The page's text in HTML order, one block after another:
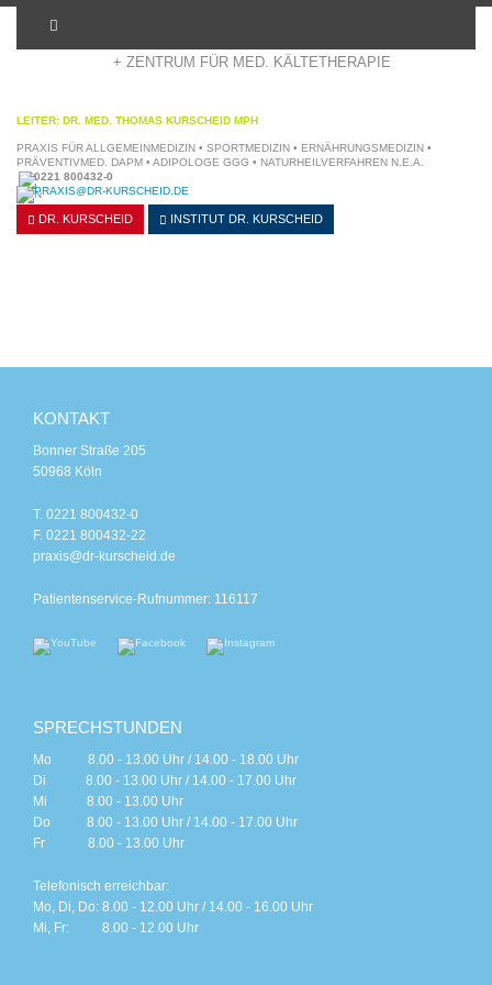
+ ZENTRUM FÜR MED. KÄLTETHERAPIE
LEITER: DR. MED. THOMAS KURSCHEID MPH
PRAXIS FÜR ALLGEMEINMEDIZIN • SPORTMEDIZIN • ERNÄHRUNGSMEDIZIN •
PRÄVENTIVMED. DAPM • ADIPOLOGE GGG • NATURHEILVERFAHREN N.E.A.
0221 800432-0
PRAXIS@DR-KURSCHEID.DE
DR. KURSCHEID INSTITUT DR. KURSCHEID
KONTAKT
Bonner Straße 205
50968 Köln
T. 0221 800432-0
F. 0221 800432-22
praxis@dr-kurscheid.de
Patientenservice-Rufnummer: 116117
SPRECHSTUNDEN
Mo 8.00 - 13.00 Uhr / 14.00 - 18.00 Uhr
Di 8.00 - 13.00 Uhr / 14.00 - 17.00 Uhr
Mi 8.00 - 13.00 Uhr
Do 8.00 - 13.00 Uhr / 14.00 - 17.00 Uhr
Fr 8.00 - 13.00 Uhr
Telefonisch erreichbar:
Mo, Di, Do: 8.00 - 12.00 Uhr / 14.00 - 16.00 Uhr
Mi, Fr: 8.00 - 12.00 Uhr